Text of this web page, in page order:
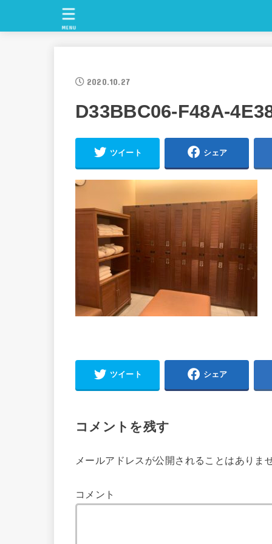
MENU
2020.10.27
D33BBC06-F48A-
ツイート シェア
ツイート シェア
コメントを残す
メールアドレスが公開されることはありませ
コメント